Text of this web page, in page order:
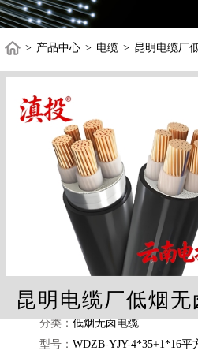
> 产品中心 > 电缆 > 昆明电缆厂
昆明电缆厂低烟
分类：低烟无卤电缆
型号：WDZB-YJY-4*35+1*16平